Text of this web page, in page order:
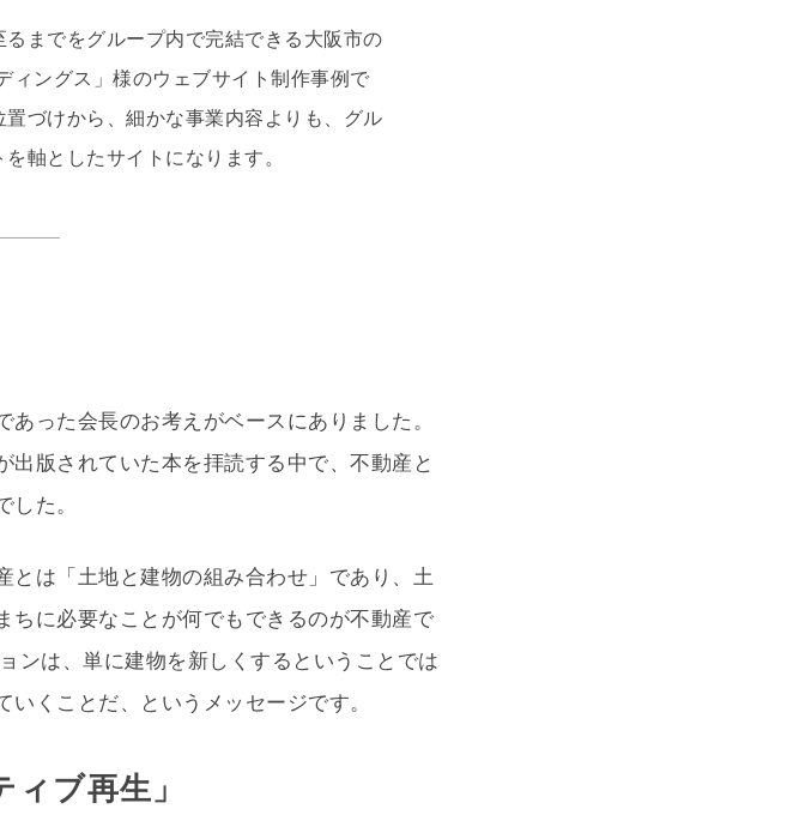
までをグループ内で完結できる大阪市の
ィングス」様のウェブサイト制作事例で
づけから、細かな事業内容よりも、グル
軸としたサイトになります。
った会長のお考えがベースにありました。
版されていた本を拝読する中で、不動産と
た。
は「土地と建物の組み合わせ」であり、土
ちに必要なことが何でもできるのが不動産で
ンは、単に建物を新しくするということでは
くことだ、というメッセージです。
ブ再生」